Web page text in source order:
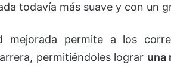
todavía más suave y con un
mejorada permite a los
permitiéndoles lograr una